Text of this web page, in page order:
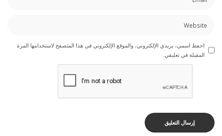
احفظ اسمي، بريدي الإلكتروني، والموقع الإلكتروني في هذا المتصفح لاستخدامها المرة
المقبلة في تعليقي.